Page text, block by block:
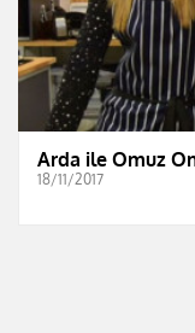
Arda ile Omuz
18/11/2017